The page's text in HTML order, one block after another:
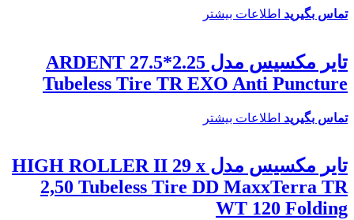
تماس بگیرید اطلاعات بیشتر
تایر مکسیس مدل ARDENT 27.5*2.25
Tubeless Tire TR EXO Anti Puncture
تماس بگیرید اطلاعات بیشتر
تایر مکسیس مدل HIGH ROLLER II 29 x
2,50 Tubeless Tire DD MaxxTerra TR
WT 120 Folding